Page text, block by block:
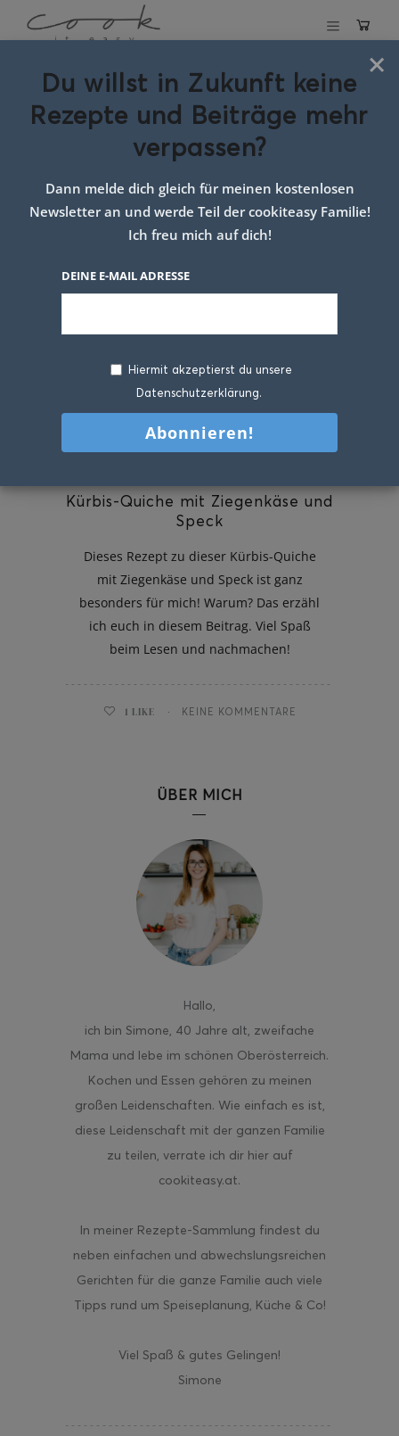
Schlagwort:
quiche mit
ziegenkäse und
thymian
Kürbis-Quiche mit Ziegenkäse und
Speck
Dieses Rezept zu dieser Kürbis-Quiche
mit Ziegenkäse und Speck ist ganz
besonders für mich! Warum? Das erzähl
ich euch in diesem Beitrag. Viel Spaß
beim Lesen und nachmachen!
1 LIKE KEINE KOMMENTARE
ÜBER MICH
Hallo,
ich bin Simone, 40 Jahre alt, zweifache
Mama und lebe im schönen Oberösterreich.
Kochen und Essen gehören zu meinen
großen Leidenschaften. Wie einfach es ist,
diese Leidenschaft mit der ganzen Familie
zu teilen, verrate ich dir hier auf
cookiteasy.at.
In meiner Rezepte-Sammlung findest du
neben einfachen und abwechslungsreichen
Gerichten für die ganze Familie auch viele
Tipps rund um Speiseplanung, Küche & Co!
Viel Spaß & gutes Gelingen!
Simone
×
Du willst in Zukunft keine
Rezepte und Beiträge mehr
verpassen?
Dann melde dich gleich für meinen kostenlosen
Newsletter an und werde Teil der cookiteasy Familie!
Ich freu mich auf dich!
DEINE E-MAIL ADRESSE
Hiermit akzeptierst du unsere
Datenschutzerklärung.